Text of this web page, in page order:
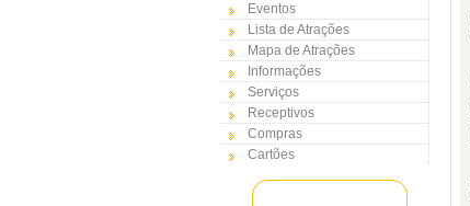
Eventos
Lista de Atrações
Mapa de Atrações
Informações
Serviços
Receptivos
Compras
Cartões